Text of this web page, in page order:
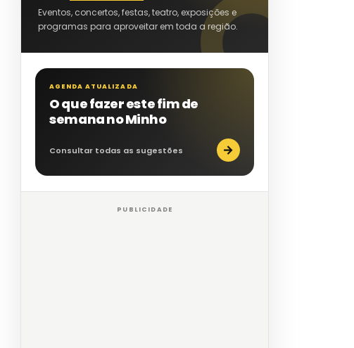
Eventos, concertos, festas, teatro, exposições e
programas para aproveitar em toda a região.
AGENDA ATUALIZADA
O que fazer este fim de
semana no Minho
Consultar todas as sugestões →
PUBLICIDADE